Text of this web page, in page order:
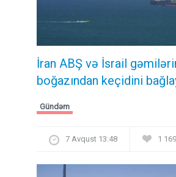
İran ABŞ və İsrail
boğazından keçidini
Gündəm
7 Avqust 13:48 1 169